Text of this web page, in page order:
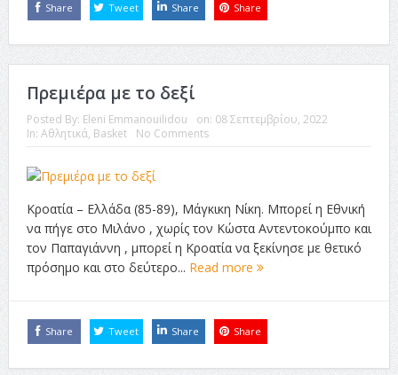
Share Tweet Share Share
Πρεμιέρα με το δεξί
Posted By: Eleni Emmanouilidou on: 08 Σεπτεμβρίου, 2022
In: Αθλητικά, Βasket No Comments
Κροατία – Ελλάδα (85-89), Μάγκικη Νίκη. Μπορεί η Εθνική
να πήγε στο Μιλάνο , χωρίς τον Κώστα Αντεντοκούμπο και
τον Παπαγιάννη , μπορεί η Κροατία να ξεκίνησε με θετικό
πρόσημο και στο δεύτερο... Read more
Share Tweet Share Share